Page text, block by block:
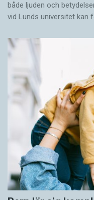
både ljuden och
vid Lunds universitet kan